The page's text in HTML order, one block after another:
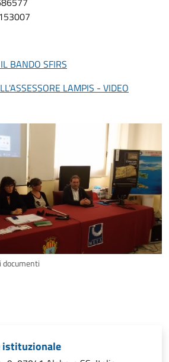
BANDO SFIRS
LAMPIS - VIDEO
documenti
istituzionale